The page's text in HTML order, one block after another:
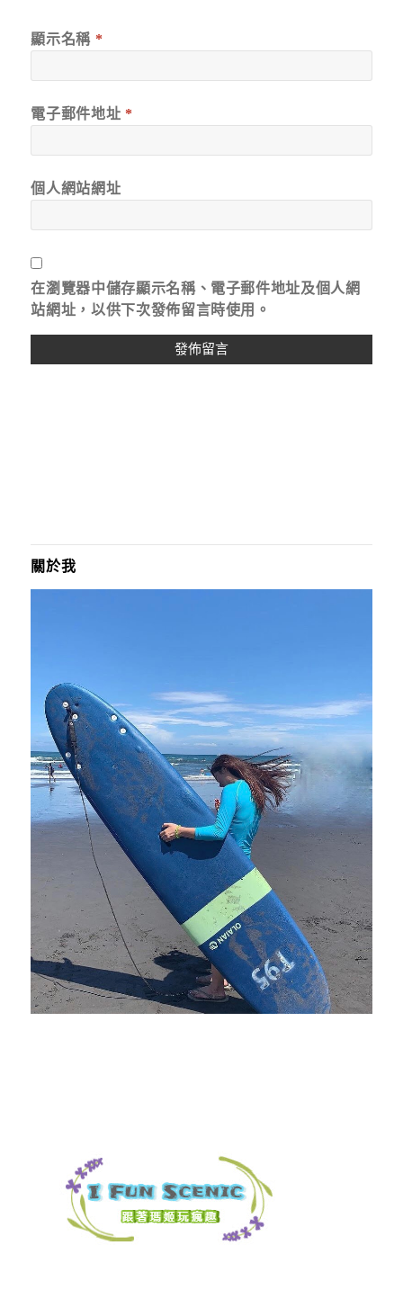
顯示名稱 *
電子郵件地址 *
個人網站網址
在瀏覽器中儲存顯示名稱、電子郵件地址及個人網
站網址，以供下次發佈留言時使用。
I
V
E
關於我